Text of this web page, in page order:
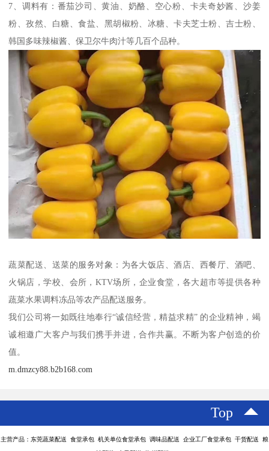
7、调料有：番茄沙司、黄油、奶酪、空心粉、卡夫奇妙酱、沙姜
粉、孜然、白糖、食盐、黑胡椒粉、冰糖、卡夫芝士粉、吉士粉、
韩国多味辣椒酱、保卫尔牛肉汁等几百个品种。
蔬菜配送、送菜的服务对象：为各大饭店、酒店、西餐厅、酒吧、
火锅店，学校、会所，KTV场所，企业食堂，各大超市等提供各种
蔬菜水果调料冻品等农产品配送服务。
我们公司将一如既往地奉行“诚信经营，精益求精” 的企业精神，竭
诚相邀广大客户与我们携手并进，合作共赢。不断为客户创造的价
值。
m.dmzcy88.b2b168.com
Top
主营产品：东莞蔬菜配送 食堂承包 机关单位食堂承包 调味品配送 企业工厂食堂承包 干货配送 粮